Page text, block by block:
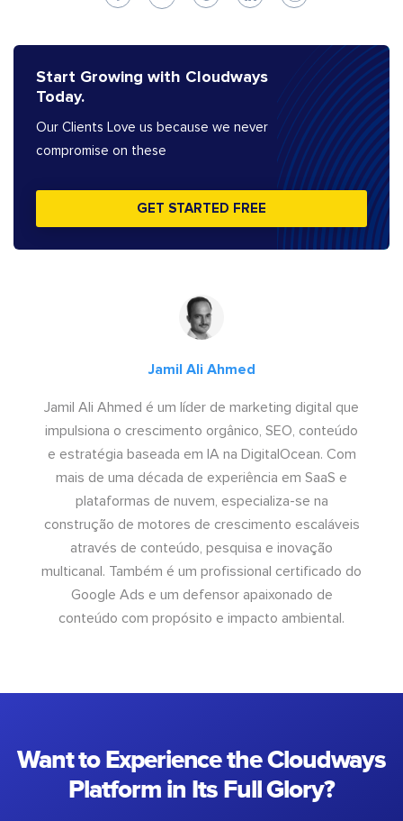
Start Growing with Cloudways
Today.
Our Clients Love us because we never
compromise on these
GET STARTED FREE
Jamil Ali Ahmed
Jamil Ali Ahmed é um líder de marketing digital que
impulsiona o crescimento orgânico, SEO, conteúdo
e estratégia baseada em IA na DigitalOcean. Com
mais de uma década de experiência em SaaS e
plataformas de nuvem, especializa-se na
construção de motores de crescimento escaláveis
através de conteúdo, pesquisa e inovação
multicanal. Também é um profissional certificado do
Google Ads e um defensor apaixonado de
conteúdo com propósito e impacto ambiental.
Want to Experience the Cloudways
Platform in Its Full Glory?